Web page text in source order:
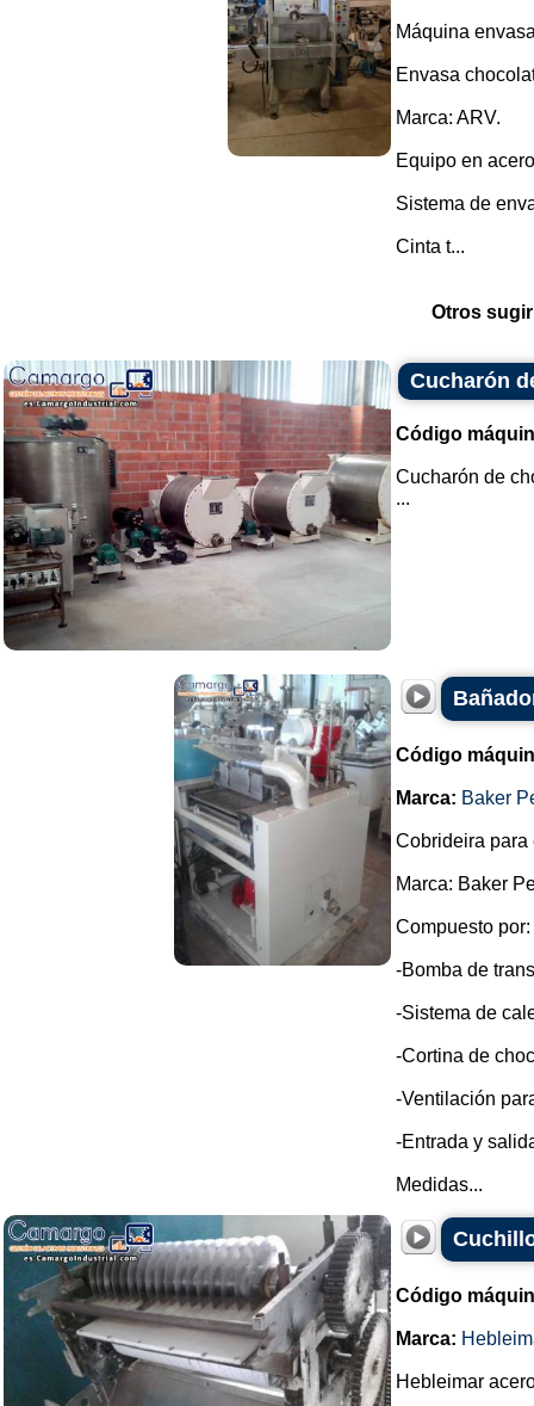
Máquina
Envasa
Marca: ARV.
Equipo en
Sistema de
Cinta t...
Otros
Cucharón
Código
Cucharón de
...
Código
Marca: Baker
Cobrideira para
Marca: Baker
Compuesto por:
-Bomba de
-Sistema de
-Cortina de
-Ventilación
-Entrada y
Medidas...
Código
Marca:
Hebleimar